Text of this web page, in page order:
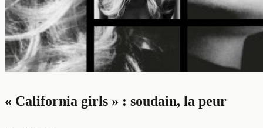
« California girls » : soudain, la peur